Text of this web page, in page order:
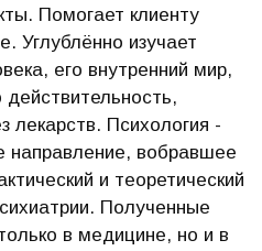
Помогает клиенту
Углублённо изучает
его внутренний мир,
лекарств. Психология -
направление, вобравшее
и теоретический
Полученные
в медицине, но и в